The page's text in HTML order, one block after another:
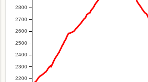
2200
2300
2400
2500
2600
2700
2800